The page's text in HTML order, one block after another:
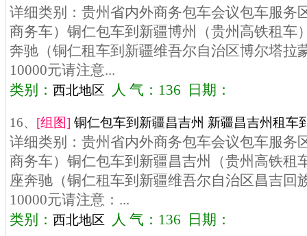
详细类别：贵州省内外商务包车会议包车服务
商务车）铜仁包车到新疆博州（贵州高铁租车
奔驰（铜仁租车到新疆维吾尔自治区博尔塔拉
10000元请注意...
类别： 西北地区 人 气：136 日期：
16、 [组图] 铜仁包车到新疆昌吉州 新疆昌吉州租车
详细类别：贵州省内外商务包车会议包车服务
商务车）铜仁包车到新疆昌吉州（贵州高铁租
座奔驰（铜仁租车到新疆维吾尔自治区昌吉回
10000元请注意：...
类别： 西北地区 人 气：136 日期：